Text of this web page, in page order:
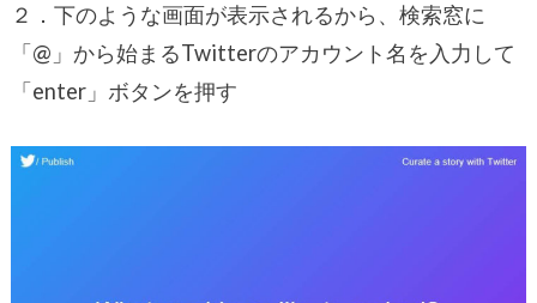
２．下のような画面が表示されるから、検索窓に
「@」から始まるTwitterのアカウント名を入力して
「enter」ボタンを押す